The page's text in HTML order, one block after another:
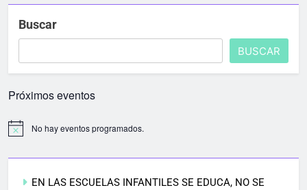
Buscar
BUSCAR
Próximos eventos
No hay eventos programados.
EN LAS ESCUELAS INFANTILES SE EDUCA, NO SE